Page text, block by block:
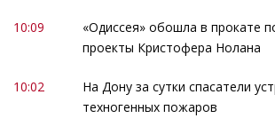
10:09
«Одиссея» обошла в прокате
проекты Кристофера Нолана
10:02
На Дону за сутки спасатели
техногенных пожаров